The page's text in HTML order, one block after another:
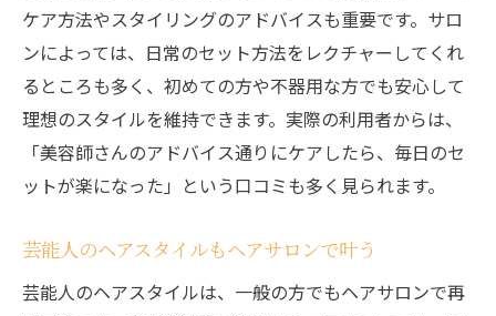
ケア方法やスタイリングのアドバイスも重要です。サロ
ンによっては、日常のセット方法をレクチャーしてくれ
るところも多く、初めての方や不器用な方でも安心して
理想のスタイルを維持できます。実際の利用者からは、
「美容師さんのアドバイス通りにケアしたら、毎日のセ
ットが楽になった」という口コミも多く見られます。
芸能人のヘアスタイルもヘアサロンで叶う
芸能人のヘアスタイルは、一般の方でもヘアサロンで再